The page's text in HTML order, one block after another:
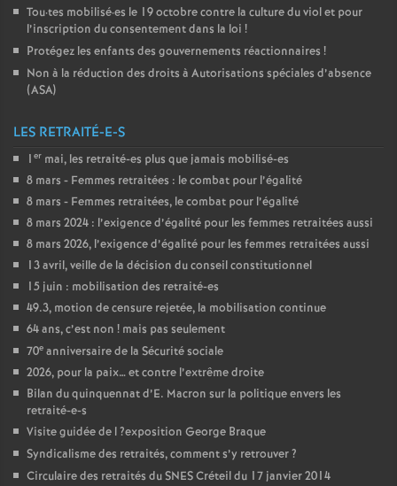
Tou·tes mobilisé·es le 19 octobre contre la culture du viol et pour
l’inscription du consentement dans la loi !
Protégez les enfants des gouvernements réactionnaires !
Non à la réduction des droits à Autorisations spéciales d’absence
(ASA)
LES RETRAITÉ-E-S
1 er mai, les retraité-es plus que jamais mobilisé-es
8 mars - Femmes retraitées : le combat pour l’égalité
8 mars - Femmes retraitées, le combat pour l’égalité
8 mars 2024 : l’exigence d’égalité pour les femmes retraitées aussi
8 mars 2026, l’exigence d’égalité pour les femmes retraitées aussi
13 avril, veille de la décision du conseil constitutionnel
15 juin : mobilisation des retraité-es
49.3, motion de censure rejetée, la mobilisation continue
64 ans, c’est non ! mais pas seulement
70e anniversaire de la Sécurité sociale
2026, pour la paix… et contre l’extrême droite
Bilan du quinquennat d’E. Macron sur la politique envers les
retraité-e-s
Visite guidée de l?exposition George Braque
Syndicalisme des retraités, comment s’y retrouver?
Circulaire des retraités duSNESCréteil du 17 janvier 2014